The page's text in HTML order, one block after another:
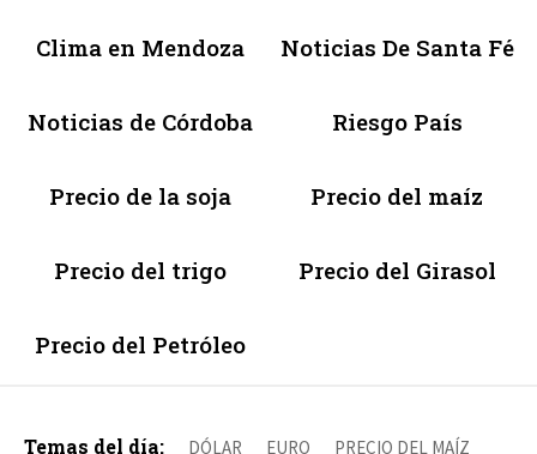
Clima en Mendoza Noticias De Santa Fé
Noticias de Córdoba Riesgo País
Precio de la soja Precio del maíz
Precio del trigo Precio del Girasol
Precio del Petróleo
Temas del día: DÓLAR EURO PRECIO DEL MAÍZ